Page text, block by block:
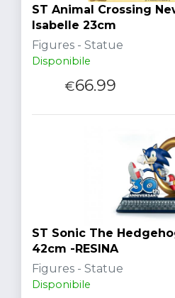
ST Animal Crossing
Isabelle 23cm
Figures - Statue
Disponibile
€66.99
ST Sonic The
42cm -RESINA
Figures - Statue
Disponibile